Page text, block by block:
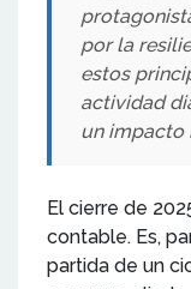
por la
estos
actividad
un impacto
El cierre de
contable. Es,
partida de un